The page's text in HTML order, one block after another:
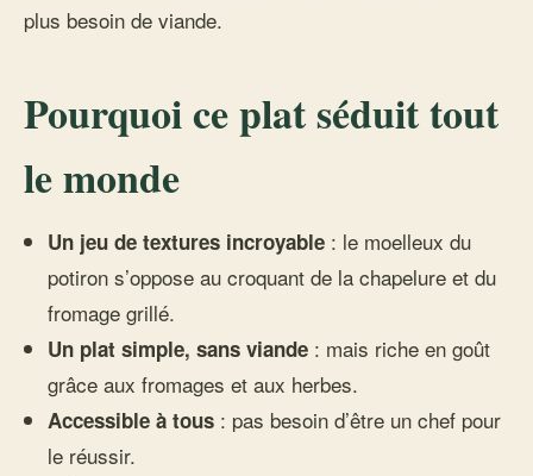
plus besoin de viande.
Pourquoi ce plat séduit tout
le monde
Un jeu de textures incroyable : le moelleux du
potiron s’oppose au croquant de la chapelure et du
fromage grillé.
Un plat simple, sans viande : mais riche en goût
grâce aux fromages et aux herbes.
Accessible à tous : pas besoin d’être un chef pour
le réussir.